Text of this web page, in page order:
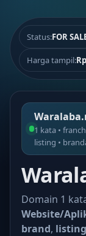
Status:FOR
Harga tampil:
1 kata •
listing •
Domain 1
Website/
brand,